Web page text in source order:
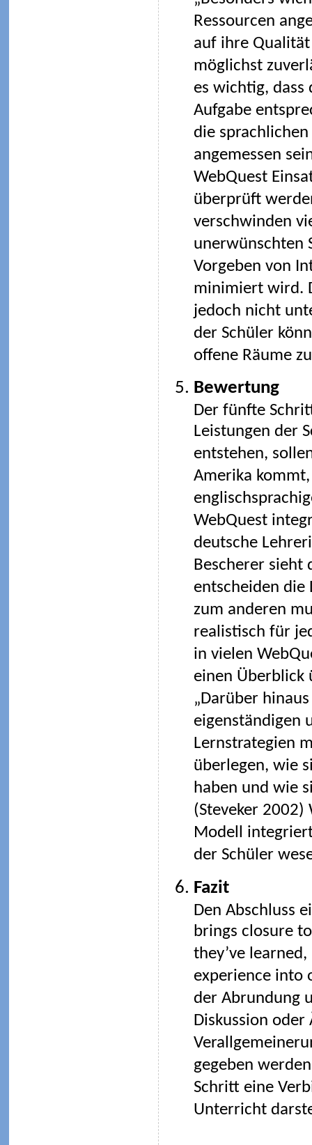
Ressourcen
auf ihre
möglichst
es wichtig,
Aufgabe
die
angemessen
WebQuest
überprüft
verschwinden
unerwünschten
Vorgeben von
minimiert wird.
jedoch nicht
der Schüler
offene Räume
Bewertung
Der fünfte
Leistungen der
entstehen,
Amerika
WebQuest
deutsche
Bescherer sieht
entscheiden die
zum anderen
realistisch für
in vielen
einen Überblick
„Darüber
eigenständigen
Lernstrategien
überlegen, wie
haben und wie
(Steveker 2002)
Modell
der Schüler
Fazit
Den Abschluss
brings closure
they’ve
experience into
der Abrundung
Diskussion oder
gegeben
Schritt eine
Unterricht